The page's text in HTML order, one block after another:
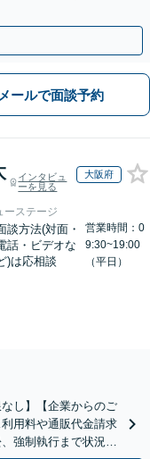
メールで面談予約
インタビュ
ーを見る
大阪府
ーステージ
談方法(対面・
話・ビデオな
)は応相談
営業時間：0
9:30~19:00
（平日）
し】【企業からのご
用料や通販代金請求
強制執行まで状況に